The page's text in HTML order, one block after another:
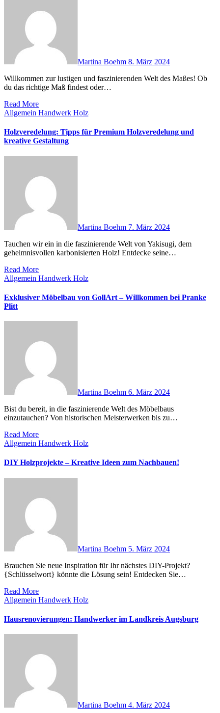
Martina Boehm 8. März 2024
Willkommen zur lustigen und faszinierenden Welt des Maßes! Ob
du das richtige Maß findest oder…
Read More
Allgemein Handwerk Holz
Holzveredelung: Tipps für Premium Holzveredelung und
kreative Gestaltung
Martina Boehm 7. März 2024
Tauchen wir ein in die faszinierende Welt von Yakisugi, dem
geheimnisvollen karbonisierten Holz! Entdecke seine…
Read More
Allgemein Handwerk Holz
Exklusiver Möbelbau von GollArt – Willkommen bei Pranke
Plitt
Martina Boehm 6. März 2024
Bist du bereit, in die faszinierende Welt des Möbelbaus
einzutauchen? Von historischen Meisterwerken bis zu…
Read More
Allgemein Handwerk Holz
DIY Holzprojekte – Kreative Ideen zum Nachbauen!
Martina Boehm 5. März 2024
Brauchen Sie neue Inspiration für Ihr nächstes DIY-Projekt?
{Schlüsselwort} könnte die Lösung sein! Entdecken Sie…
Read More
Allgemein Handwerk Holz
Hausrenovierungen: Handwerker im Landkreis Augsburg
Martina Boehm 4. März 2024